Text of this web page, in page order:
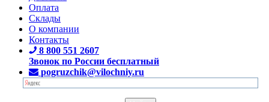
Оплата
Склады
О компании
Контакты
8 800 551 2607
Звонок по России бесплатный
pogruzchik@vilochniy.ru